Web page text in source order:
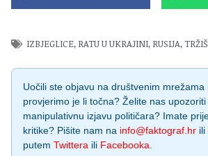
IZBJEGLICE, RATU U UKRAJINI, RUSIJA,
Uočili ste objavu na društvenim mrežama
provjerimo je li točna? Želite nas
manipulativnu izjavu političara? Imate
kritike? Pišite nam na info@faktograf.hr ili
putem Twittera ili Facebooka